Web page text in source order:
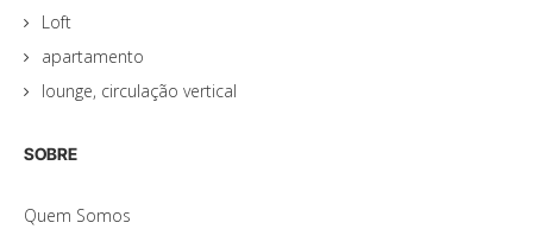
Loft
apartamento
lounge, circulação vertical
SOBRE
Quem Somos